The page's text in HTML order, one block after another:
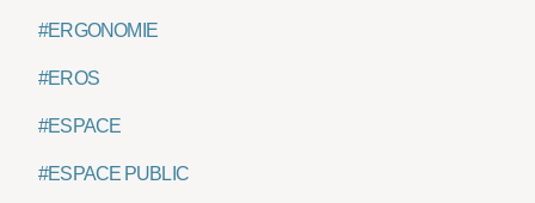
#ERGONOMIE
#EROS
#ESPACE
#ESPACE PUBLIC